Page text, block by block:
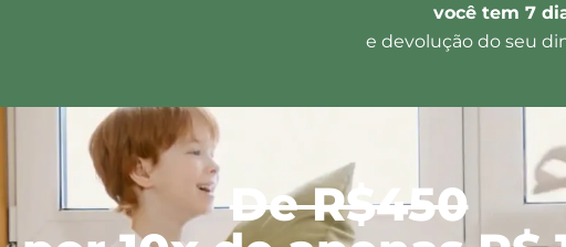
você tem 7
e devolução do seu
De R$450